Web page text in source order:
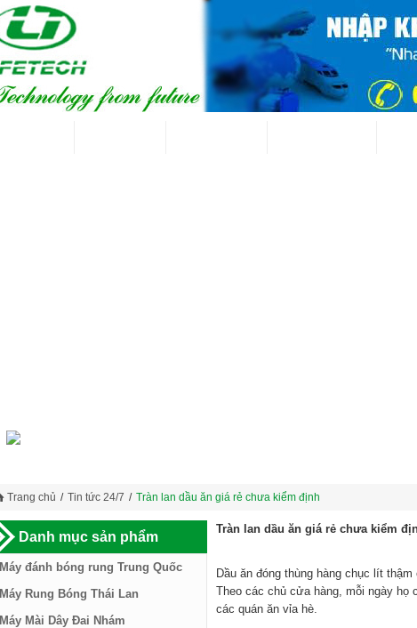
Trang chủ / Tin tức 24/7 / Tràn lan dầu ăn giá rẻ chưa kiểm định
Tràn lan dầu ăn giá rẻ chưa kiểm
Dầu ăn đóng thùng hàng chục lít
Theo các chủ cửa hàng, mỗi ngày họ
các quán ăn vỉa hè.
Danh mục sản phẩm
Máy đánh bóng rung Trung Quốc
Máy Rung Bóng Thái Lan
Máy Mài Dây Đai Nhám